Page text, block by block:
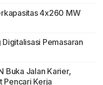
4x260 MW
Pemasaran
Buka Jalan Karier,
Pencari Kerja